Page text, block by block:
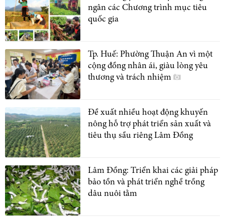
ngân các Chương trình mục tiêu
quốc gia
Tp. Huế: Phường Thuận An vì một
cộng đồng nhân ái, giàu lòng yêu
thương và trách nhiệm
Đề xuất nhiều hoạt động khuyến
nông hỗ trợ phát triển sản xuất và
tiêu thụ sầu riêng Lâm Đồng
Lâm Đồng: Triển khai các giải pháp
bảo tồn và phát triển nghề trồng
dâu nuôi tằm